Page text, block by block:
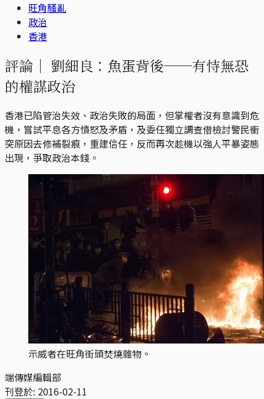
旺角騷亂
政治
香港
評論｜ 劉細良：魚蛋背後──有恃無恐
的權謀政治
香港已陷管治失效、政治失敗的局面，但掌權者沒有意識到危
機，嘗試平息各方憤怒及矛盾，及委任獨立調查借檢討警民衝
突原因去修補裂痕，重建信任，反而再次趁機以強人平暴姿態
出現，爭取政治本錢。
示威者在旺角街頭焚燒雜物。
端傳媒編輯部
刊登於: 2016-02-11